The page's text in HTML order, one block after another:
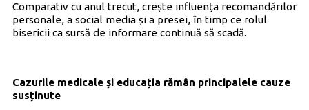
Comparativ cu anul trecut, crește influența recomandărilor
personale, a social media și a presei, în timp ce rolul
bisericii ca sursă de informare continuă să scadă.
Cazurile medicale și educația rămân principalele cauze
susținute